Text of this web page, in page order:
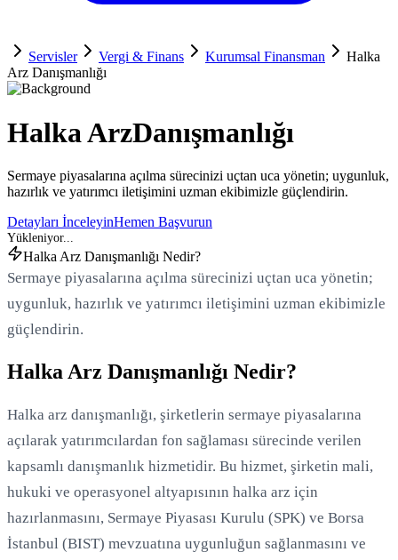
Servisler Vergi & Finans Kurumsal Finansman
Halka
Arz Danışmanlığı
Halka ArzDanışmanlığı
Sermaye piyasalarına açılma sürecinizi uçtan uca yönetin; uygunluk,
hazırlık ve yatırımcı iletişimini uzman ekibimizle güçlendirin.
Detayları İnceleyinHemen Başvurun
Yükleniyor...
Halka Arz Danışmanlığı Nedir?
Sermaye piyasalarına açılma sürecinizi uçtan uca yönetin;
uygunluk, hazırlık ve yatırımcı iletişimini uzman ekibimizle
güçlendirin.
Halka Arz Danışmanlığı Nedir?
Halka arz danışmanlığı, şirketlerin sermaye piyasalarına
açılarak yatırımcılardan fon sağlaması sürecinde verilen
kapsamlı danışmanlık hizmetidir. Bu hizmet, şirketin mali,
hukuki ve operasyonel altyapısının halka arz için
hazırlanmasını, Sermaye Piyasası Kurulu (SPK) ve Borsa
İstanbul (BIST) mevzuatına uygunluğun sağlanmasını ve